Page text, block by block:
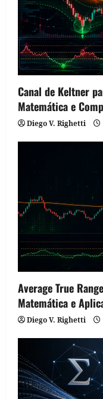
Canal de Keltner
Matemática e
Diego V. Righetti
Average True
Matemática e
Diego V. Righetti